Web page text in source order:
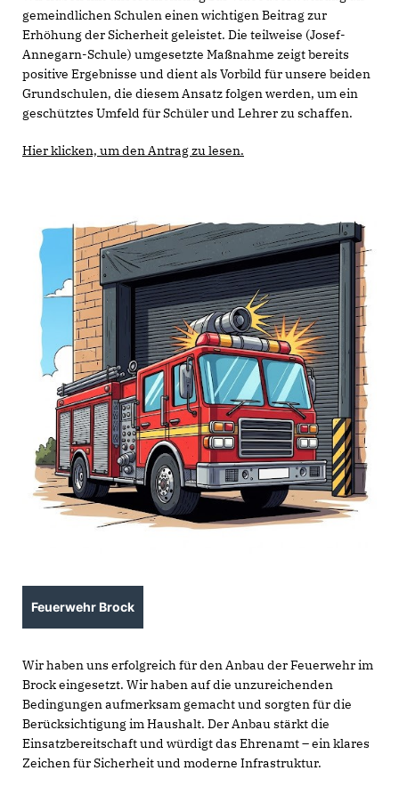
gemeindlichen Schulen einen wichtigen Beitrag zur
Erhöhung der Sicherheit geleistet. Die teilweise (Josef-
Annegarn-Schule) umgesetzte Maßnahme zeigt bereits
positive Ergebnisse und dient als Vorbild für unsere beiden
Grundschulen, die diesem Ansatz folgen werden, um ein
geschütztes Umfeld für Schüler und Lehrer zu schaffen.
Hier klicken, um den Antrag zu lesen.
Feuerwehr Brock
Wir haben uns erfolgreich für den Anbau der Feuerwehr im
Brock eingesetzt. Wir haben auf die unzureichenden
Bedingungen aufmerksam gemacht und sorgten für die
Berücksichtigung im Haushalt. Der Anbau stärkt die
Einsatzbereitschaft und würdigt das Ehrenamt – ein klares
Zeichen für Sicherheit und moderne Infrastruktur.